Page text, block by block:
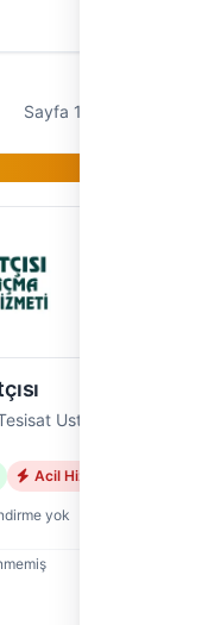
Sayfa 1 / 1 (2 usta)
Ustası
Acil Hizmet
yok